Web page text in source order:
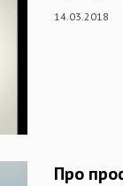
14.03.2018
Про